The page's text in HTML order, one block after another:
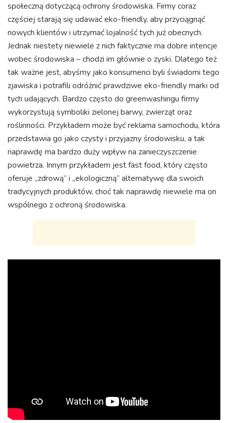
społeczną dotyczącą ochrony środowiska. Firmy coraz
częściej starają się udawać eko-friendly, aby przyciągnąć
nowych klientów i utrzymać lojalność tych już obecnych.
Jednak niestety niewiele z nich faktycznie ma dobre intencje
wobec środowiska – chodzi im głównie o zyski. Dlatego też
tak ważne jest, abyśmy jako konsumenci byli świadomi tego
zjawiska i potrafili odróżnić prawdziwe eko-friendly marki od
tych udających. Bardzo często do greenwashingu firmy
wykorzystują symboliki zielonej barwy, zwierząt oraz
roślinności. Przykładem może być reklama samochodu, która
przedstawia go jako czysty i przyjazny środowisku, a tak
naprawdę ma bardzo duży wpływ na zanieczyszczenie
powietrza. Innym przykładem jest fast food, który często
oferuje „zdrową” i „ekologiczną” alternatywę dla swoich
tradycyjnych produktów, choć tak naprawdę niewiele ma on
wspólnego z ochroną środowiska.